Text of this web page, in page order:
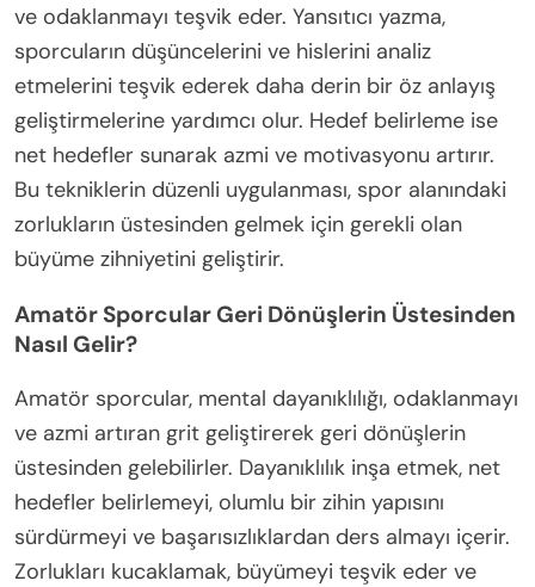
ve odaklanmayı teşvik eder. Yansıtıcı yazma,
sporcuların düşüncelerini ve hislerini analiz
etmelerini teşvik ederek daha derin bir öz anlayış
geliştirmelerine yardımcı olur. Hedef belirleme ise
net hedefler sunarak azmi ve motivasyonu artırır.
Bu tekniklerin düzenli uygulanması, spor alanındaki
zorlukların üstesinden gelmek için gerekli olan
büyüme zihniyetini geliştirir.
Amatör Sporcular Geri Dönüşlerin Üstesinden
Nasıl Gelir?
Amatör sporcular, mental dayanıklılığı, odaklanmayı
ve azmi artıran grit geliştirerek geri dönüşlerin
üstesinden gelebilirler. Dayanıklılık inşa etmek, net
hedefler belirlemeyi, olumlu bir zihin yapısını
sürdürmeyi ve başarısızlıklardan ders almayı içerir.
Zorlukları kucaklamak, büyümeyi teşvik eder ve